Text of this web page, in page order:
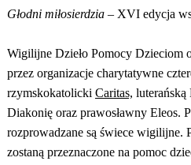
Głodni miłosierdzia– XVI edycja
Wigilijne Dzieło Pomocy Dzieciom
przez organizacje charytatywne
rzymskokatolicki Caritas,
Diakonię oraz prawosławny Eleos.
rozprowadzane są świece wigilijne.
zostaną przeznaczone na pomoc